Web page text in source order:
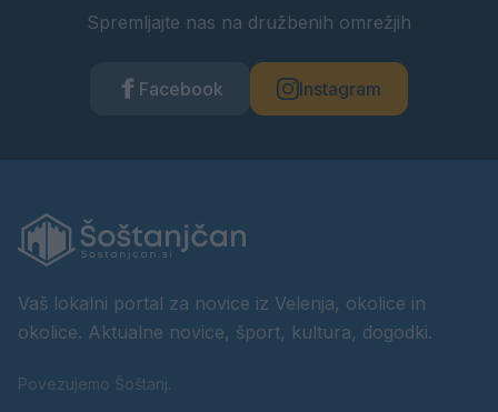
Spremljajte nas na družbenih omrežjih
Facebook Instagram
Vaš lokalni portal za novice iz Velenja, okolice in
okolice. Aktualne novice, šport, kultura, dogodki.
Povezujemo Šoštanj.